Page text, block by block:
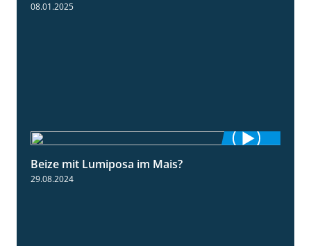
08.01.2025
Beize mit Lumiposa im Mais?
29.08.2024